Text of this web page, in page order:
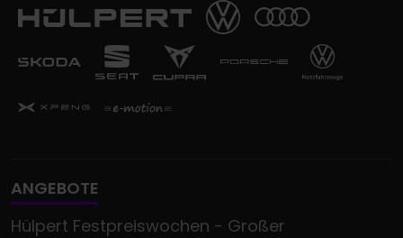
ANGEBOTE
Hülpert Festpreiswochen - Großer